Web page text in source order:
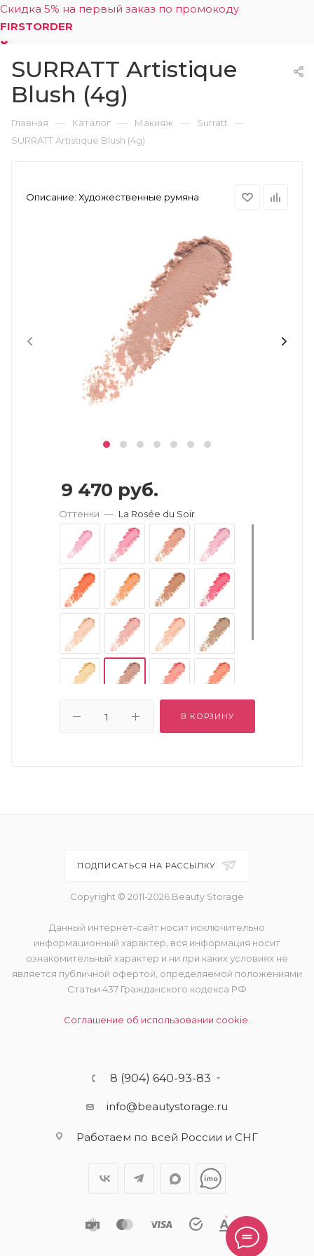
Скидка 5% на первый заказ по промокоду
FIRSTORDER
0
SURRATT Artistique
Blush (4g)
Главная — Каталог — Макияж — Surratt —
SURRATT Artistique Blush (4g)
Описание: Художественные румяна
9 470 руб.
Оттенки — La Rosée du Soir
В КОРЗИНУ
ПОДПИСАТЬСЯ НА РАССЫЛКУ
Copyright © 2011-2026 Beauty Storage
Данный интернет-сайт носит исключительно
информационный характер, вся информация носит
ознакомительный характер и ни при каких условиях не
является публичной офертой, определяемой положениями
Статьи 437 Гражданского кодекса РФ
Соглашение об использовании cookie.
8 (904) 640-93-83
info@beautystorage.ru
Работаем по всей России и СНГ